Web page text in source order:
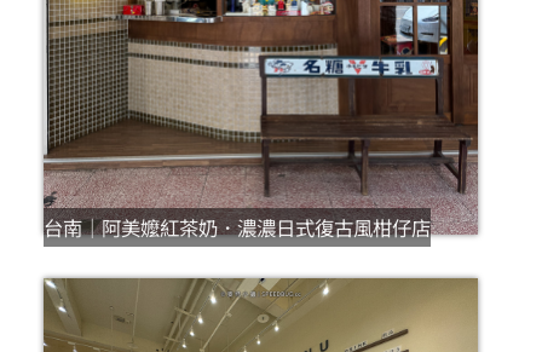
台南｜阿美嬤紅茶奶．濃濃日式復古風柑仔店